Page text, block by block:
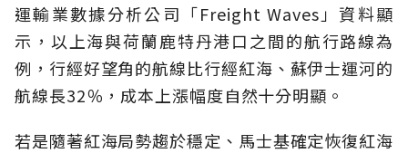
運輸業數據分析公司「Freight Waves」資料顯
示，以上海與荷蘭鹿特丹港口之間的航行路線為
例，行經好望角的航線比行經紅海、蘇伊士運河的
航線長32％，成本上漲幅度自然十分明顯。
若是隨著紅海局勢趨於穩定、馬士基確定恢復紅海